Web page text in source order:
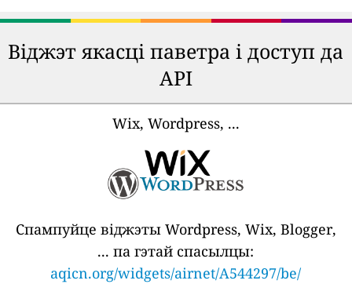
Віджэт якасці паветра і доступ да
API
Wix, Wordpress, ...
Спампуйце віджэты Wordpress, Wix, Blogger,
... па гэтай спасылцы:
aqicn.org/widgets/airnet/A544297/be/